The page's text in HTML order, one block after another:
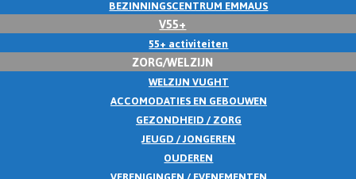
BEZINNINGSCENTRUM EMMAUS
V55+
55+ activiteiten
ZORG/WELZIJN
WELZIJN VUGHT
ACCOMODATIES EN GEBOUWEN
GEZONDHEID / ZORG
JEUGD / JONGEREN
OUDEREN